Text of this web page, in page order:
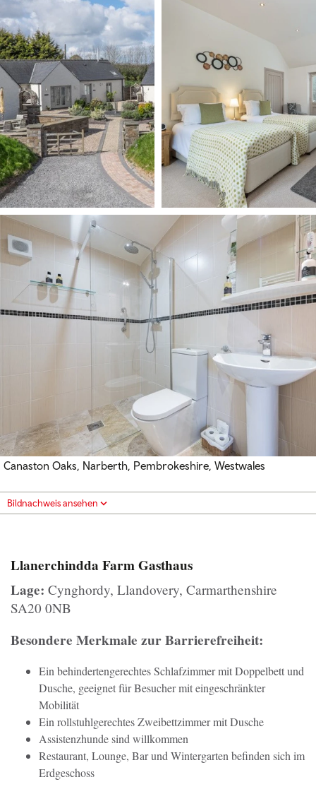
Canaston Oaks, Narberth, Pembrokeshire, Westwales
Bildnachweis ansehen
Llanerchindda Farm Gasthaus
Lage: Cynghordy, Llandovery, Carmarthenshire
SA20 0NB
Besondere Merkmale zur Barrierefreiheit:
Ein behindertengerechtes Schlafzimmer mit Doppelbett und
Dusche, geeignet für Besucher mit eingeschränkter
Mobilität
Ein rollstuhlgerechtes Zweibettzimmer mit Dusche
Assistenzhunde sind willkommen
Restaurant, Lounge, Bar und Wintergarten befinden sich im
Erdgeschoss